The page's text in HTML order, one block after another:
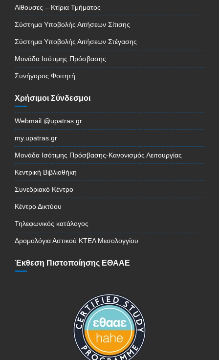
Αίθουσες – Κτίρια Τμήματος
Σύστημα Υποβολής Αιτήσεων Σίτισης
Σύστημα Υποβολής Αιτήσεων Στέγασης
Μονάδα Ισότιμης Πρόσβασης
Συνήγορος Φοιτητή
Χρήσιμοι Σύνδεσμοι
Webmail @upatras.gr
my.upatras.gr
Μονάδα Ισότιμης Πρόσβασης-Κανονισμός Λειτουργίας
Κεντρική Βιβλιοθήκη
Συνεδριακό Κέντρο
Κέντρο Δικτύου
Τηλεφωνικός κατάλογος
Δρομολόγια Αστικού ΚΤΕΛ Μεσολογγίου
Έκθεση Πιστοποίησης ΕΘΑΑΕ